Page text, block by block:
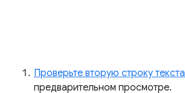
Проверьте вторую строку текста
предварительном просмотре.